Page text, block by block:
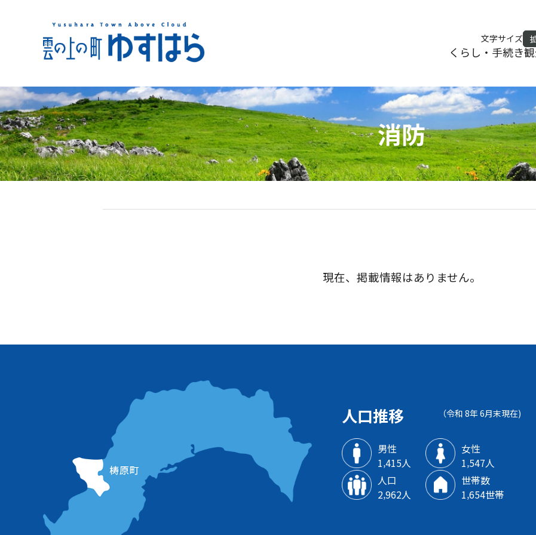
文字サイズ
くらし・手続き
消防
現在、掲載情報はありません。
人口推移 （令和 8年 6月末現在)
男性
1‚415人
女性
1‚547人
人口
2‚962人
世帯数
1‚654世帯